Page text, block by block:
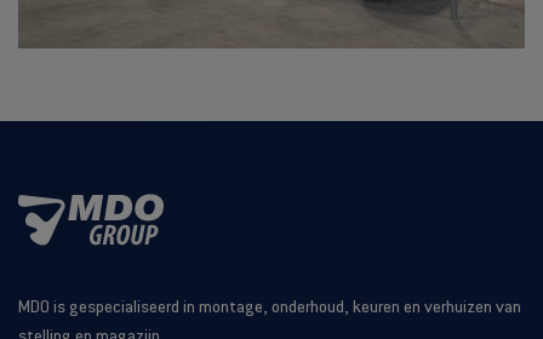
MDO is gespecialiseerd in montage, onderhoud, keuren en verhuizen van